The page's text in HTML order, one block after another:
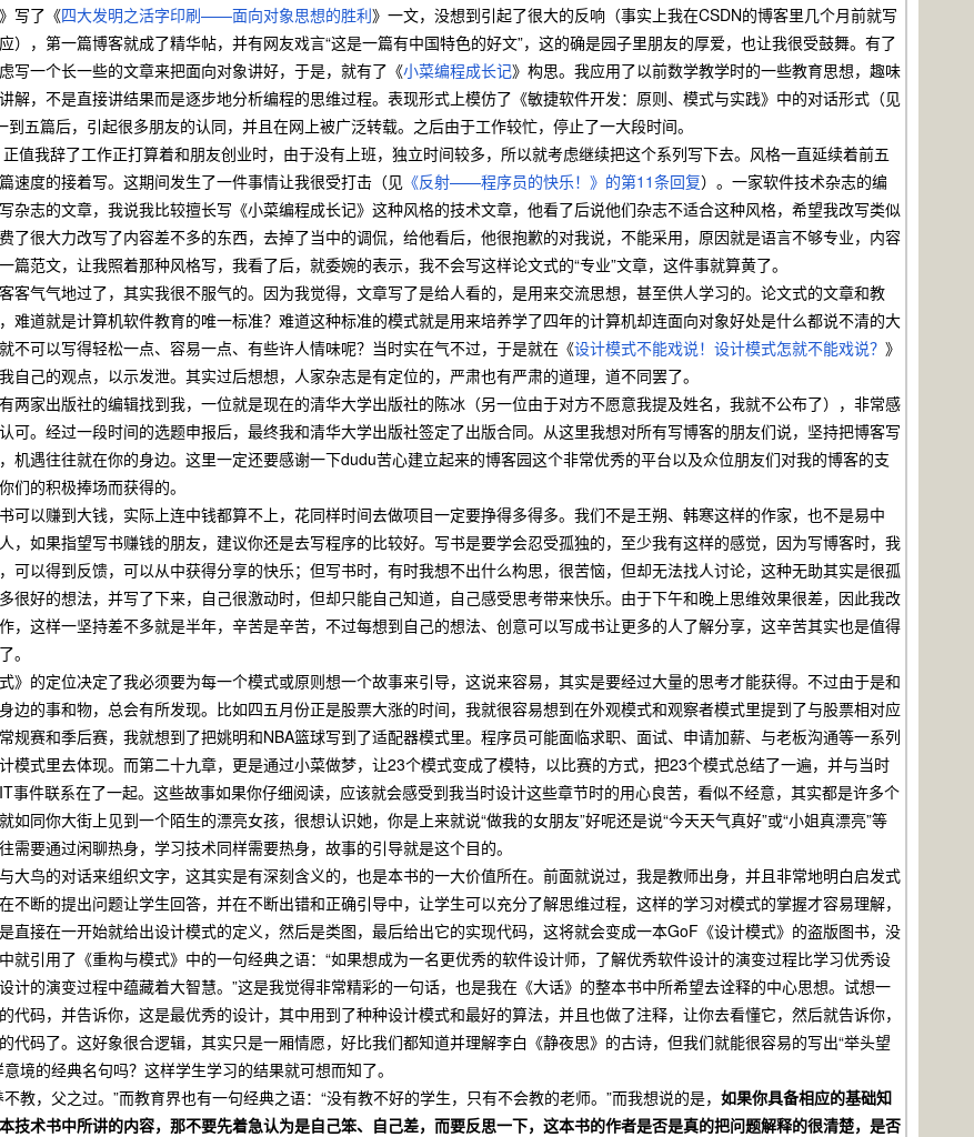
写了《四大发明之活字印刷——面向对象思想的胜利》一文，没想到引起了很大的反响（事实上我在CSDN的博客里几个月前就写
），第一篇博客就成了精华帖，并有网友戏言“这是一篇有中国特色的好文”，这的确是园子里朋友的厚爱，也让我很受鼓舞。有了
写一个长一些的文章来把面向对象讲好，于是，就有了《小菜编程成长记》构思。我应用了以前数学教学时的一些教育思想，趣味
解，不是直接讲结果而是逐步地分析编程的思维过程。表现形式上模仿了《敏捷软件开发：原则、模式与实践》中的对话形式（见
五篇后，引起很多朋友的认同，并且在网上被广泛转载。之后由于工作较忙，停止了一大段时间。
我辞了工作正打算着和朋友创业时，由于没有上班，独立时间较多，所以就考虑继续把这个系列写下去。风格一直延续着前五
速度的接着写。这期间发生了一件事情让我很受打击（见 《反射——程序员的快乐！》的第11条回复）。一家软件技术杂志的编
杂志的文章，我说我比较擅长写《小菜编程成长记》这种风格的技术文章，他看了后说他们杂志不适合这种风格，希望我改写类似
了很大力改写了内容差不多的东西，去掉了当中的调侃，给他看后，他很抱歉的对我说，不能采用，原因就是语言不够专业，内容
篇范文，让我照着那种风格写，我看了后，就委婉的表示，我不会写这样论文式的“专业”文章，这件事就算黄了。
气气地过了，其实我很不服气的。因为我觉得，文章写了是给人看的，是用来交流思想，甚至供人学习的。论文式的文章和教
难道就是计算机软件教育的唯一标准？难道这种标准的模式就是用来培养学了四年的计算机却连面向对象好处是什么都说不清的大
不可以写得轻松一点、容易一点、有些许人情味呢？当时实在气不过，于是就在《设计模式不能戏说！设计模式怎就不能戏说？ 》
自己的观点，以示发泄。其实过后想想，人家杂志是有定位的，严肃也有严肃的道理，道不同罢了。
家出版社的编辑找到我，一位就是现在的清华大学出版社的陈冰（另一位由于对方不愿意我提及姓名，我就不公布了），非常感
可。经过一段时间的选题申报后，最终我和清华大学出版社签定了出版合同。从这里我想对所有写博客的朋友们说，坚持把博客写
机遇往往就在你的身边。这里一定还要感谢一下dudu苦心建立起来的博客园这个非常优秀的平台以及众位朋友们对我的博客的支
们的积极捧场而获得的。
以赚到大钱，实际上连中钱都算不上，花同样时间去做项目一定要挣得多得多。我们不是王朔、韩寒这样的作家，也不是易中
，如果指望写书赚钱的朋友，建议你还是去写程序的比较好。写书是要学会忍受孤独的，至少我有这样的感觉，因为写博客时，我
可以得到反馈，可以从中获得分享的快乐；但写书时，有时我想不出什么构思，很苦恼，但却无法找人讨论，这种无助其实是很孤
很好的想法，并写了下来，自己很激动时，但却只能自己知道，自己感受思考带来快乐。由于下午和晚上思维效果很差，因此我改
，这样一坚持差不多就是半年，辛苦是辛苦，不过每想到自己的想法、创意可以写成书让更多的人了解分享，这辛苦其实也是值得
。
的定位决定了我必须要为每一个模式或原则想一个故事来引导，这说来容易，其实是要经过大量的思考才能获得。不过由于是和
边的事和物，总会有所发现。比如四五月份正是股票大涨的时间，我就很容易想到在外观模式和观察者模式里提到了与股票相对应
规赛和季后赛，我就想到了把姚明和NBA篮球写到了适配器模式里。程序员可能面临求职、面试、申请加薪、与老板沟通等一系列
模式里去体现。而第二十九章，更是通过小菜做梦，让23个模式变成了模特，以比赛的方式，把23个模式总结了一遍，并与当时
事件联系在了一起。这些故事如果你仔细阅读，应该就会感受到我当时设计这些章节时的用心良苦，看似不经意，其实都是许多个
如同你大街上见到一个陌生的漂亮女孩，很想认识她，你是上来就说“做我的女朋友”好呢还是说“今天天气真好”或“小姐真漂亮”等
需要通过闲聊热身，学习技术同样需要热身，故事的引导就是这个目的。
鸟的对话来组织文字，这其实是有深刻含义的，也是本书的一大价值所在。前面就说过，我是教师出身，并且非常地明白启发式
不断的提出问题让学生回答，并在不断出错和正确引导中，让学生可以充分了解思维过程，这样的学习对模式的掌握才容易理解，
直接在一开始就给出设计模式的定义，然后是类图，最后给出它的实现代码，这将就会变成一本GoF《设计模式》的盗版图书，没
就引用了《重构与模式》中的一句经典之语：“如果想成为一名更优秀的软件设计师，了解优秀软件设计的演变过程比学习优秀设
计的演变过程中蕴藏着大智慧。”这是我觉得非常精彩的一句话，也是我在《大话》的整本书中所希望去诠释的中心思想。试想一
代码，并告诉你，这是最优秀的设计，其中用到了种种设计模式和最好的算法，并且也做了注释，让你去看懂它，然后就告诉你，
代码了。这好象很合逻辑，其实只是一厢情愿，好比我们都知道并理解李白《静夜思》的古诗，但我们就能很容易的写出“举头望
境的经典名句吗？这样学生学习的结果就可想而知了。
，父之过。”而教育界也有一句经典之语：“没有教不好的学生，只有不会教的老师。”而我想说的是， 如果你具备相应的基础知
技术书中所讲的内容，那不要先着急认为是自己笨、自己差，而要反思一下，这本书的作者是否是真的把问题解释的很清楚，是否